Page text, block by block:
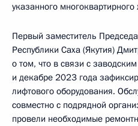
указанного
Первый заместитель
Республики Саха (Якутия)
о том, что в связи с
и декабре 2023 года
лифтового оборудования.
совместно с подрядной
провели необходимые